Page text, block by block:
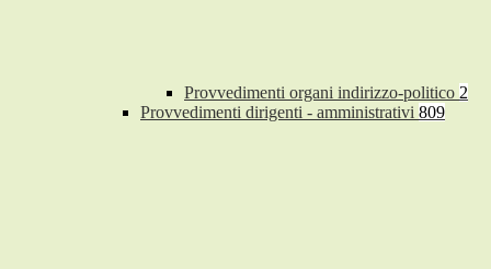
Provvedimenti organi indirizzo-politico 2
Provvedimenti dirigenti - amministrativi 809